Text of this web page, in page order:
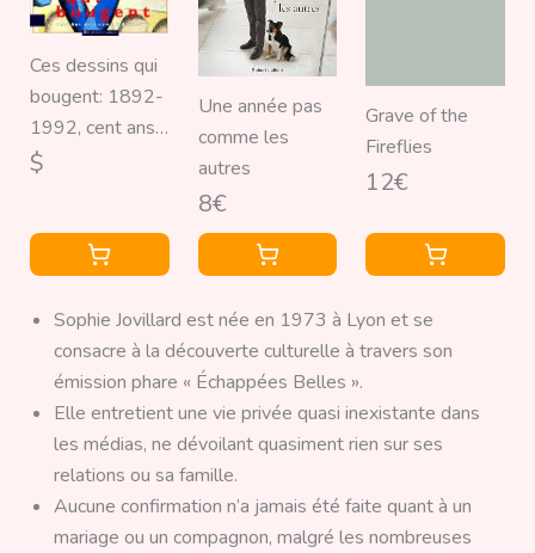
Ces dessins qui
bougent: 1892-
1992, cent ans
de cinéma
$
Une année pas
comme les
autres
8€
Grave of the
Fireflies
12€
Sophie Jovillard est née en 1973 à Lyon et se
consacre à la découverte culturelle à travers son
émission phare « Échappées Belles ».
Elle entretient une vie privée quasi inexistante dans
les médias, ne dévoilant quasiment rien sur ses
relations ou sa famille.
Aucune confirmation n’a jamais été faite quant à un
mariage ou un compagnon, malgré les nombreuses